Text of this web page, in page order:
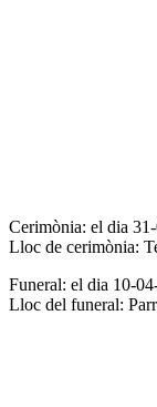
Cerimònia: el dia
Lloc de cerimònia:
Funeral: el dia 10-
Lloc del funeral: